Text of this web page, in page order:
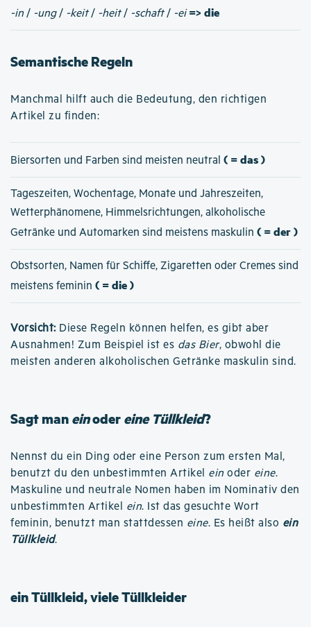
-in / -ung/ -keit/ -heit/ -schaft/ -ei => die
Semantische Regeln
Manchmal hilft auch die Bedeutung, den richtigen
Artikel zu finden:
Biersorten und Farben sind meisten neutral ( = das )
Tageszeiten, Wochentage, Monate und Jahreszeiten,
Wetterphänomene, Himmelsrichtungen, alkoholische
Getränke und Automarken sind meistens maskulin ( = der )
Obstsorten, Namen für Schiffe, Zigaretten oder Cremes sind
meistens feminin ( = die )
Vorsicht:Diese Regeln können helfen, es gibt aber
Ausnahmen! Zum Beispiel ist es das Bier, obwohl die
meisten anderen alkoholischen Getränke maskulin sind.
Sagt maneinodereine Tüllkleid?
Nennst du ein Ding oder eine Person zum ersten Mal,
benutzt du den unbestimmten Artikel ein oder eine.
Maskuline und neutrale Nomen haben im Nominativ den
unbestimmten Artikel ein. Ist das gesuchte Wort
feminin, benutzt man stattdessen eine. Es heißt also ein
Tüllkleid.
ein Tüllkleid, viele Tüllkleider